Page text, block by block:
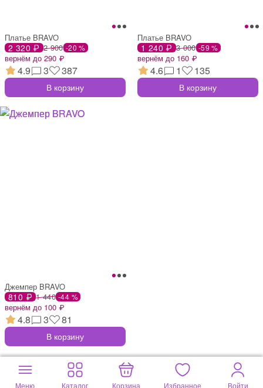
Платье BRAVO
2 320 ₽ 2 900 -20 %
вернём до 290 ₽
4.9 3 387
В корзину
Платье BRAVO
1 240 ₽ 3 000 -59 %
вернём до 160 ₽
4.6 1 135
В корзину
Джемпер BRAVO
810 ₽ 1 440 -44 %
вернём до 100 ₽
4.8 3 81
В корзину
Меню Каталог Корзина Избранное Войти